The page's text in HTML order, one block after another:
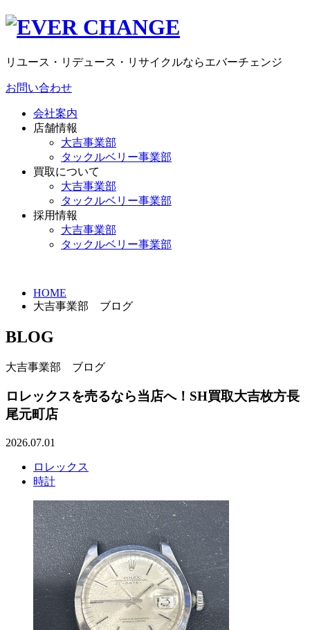
リユース・リデュース・リサイクルならエバーチェンジ
お問い合わせ
会社案内
店舗情報
大吉事業部
タックルベリー事業部
買取について
大吉事業部
タックルベリー事業部
採用情報
大吉事業部
タックルベリー事業部
HOME
大吉事業部 ブログ
BLOG
大吉事業部 ブログ
ロレックスを売るなら当店へ！SH買取大吉枚方長
尾元町店
2026.07.01
ロレックス
時計